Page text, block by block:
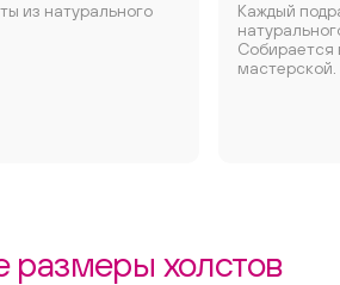
из натурального
Каждый
Собирается
мастерской.
размеры холстов